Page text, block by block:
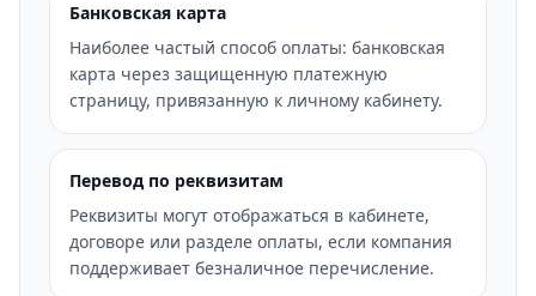
Банковская карта
Наиболее частый способ оплаты: банковская
карта через защищенную платежную
страницу, привязанную к личному кабинету.
Перевод по реквизитам
Реквизиты могут отображаться в кабинете,
договоре или разделе оплаты, если компания
поддерживает безналичное перечисление.